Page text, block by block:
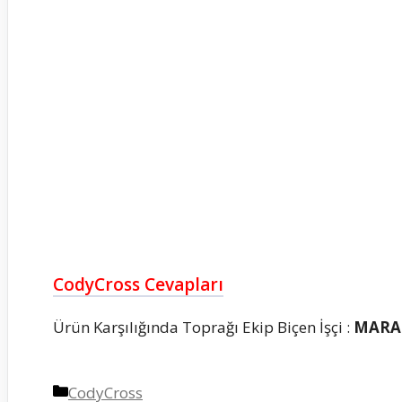
CodyCross Cevapları
Ürün Karşılığında Toprağı Ekip Biçen İşçi :
Kategoriler
CodyCross